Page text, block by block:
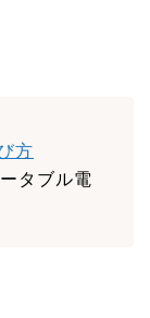
方
タブル電